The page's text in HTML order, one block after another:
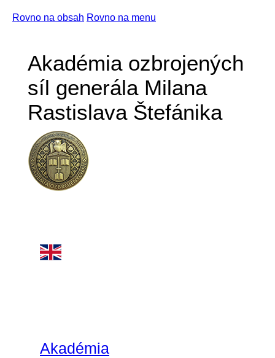
Rovno na obsah Rovno na menu
Akadémia ozbrojených
síl generála Milana
Rastislava Štefánika
Akadémia